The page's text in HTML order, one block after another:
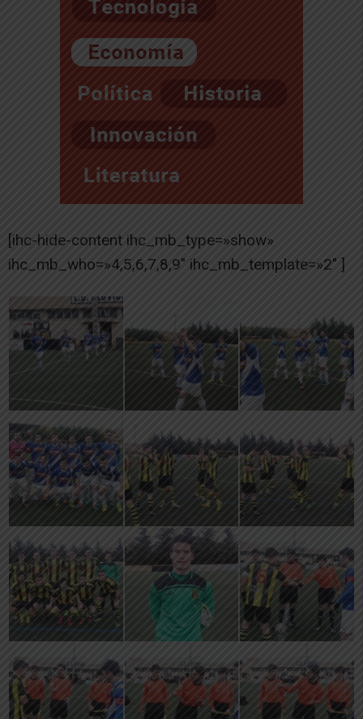
[ihc-hide-content ihc_mb_type=»show»
ihc_mb_who=»4,5,6,7,8,9″ ihc_mb_template=»2″ ]